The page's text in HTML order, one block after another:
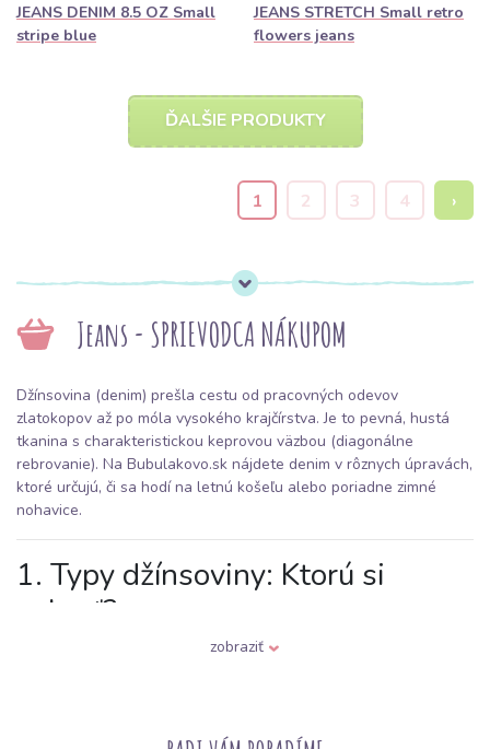
JEANS DENIM 8.5 OZ Small
stripe blue
JEANS STRETCH Small retro
flowers jeans
ĎALŠIE PRODUKTY
1 2 3 4 ›
Jeans - SPRIEVODCA NÁKUPOM
Džínsovina (denim) prešla cestu od pracovných odevov
zlatokopov až po móla vysokého krajčírstva. Je to pevná, hustá
tkanina s charakteristickou keprovou väzbou (diagonálne
rebrovanie). Na Bubulakovo.sk nájdete denim v rôznych úpravách,
ktoré určujú, či sa hodí na letnú košeľu alebo poriadne zimné
nohavice.
1. Typy džínsoviny: Ktorú si
vybrať?
Podľa ponuky na Bubulakovo môžeme denim rozdeliť do týchto
nepružný, veľmi odolný a časom získava krásnu patinu. Ideálny na
zobraziť